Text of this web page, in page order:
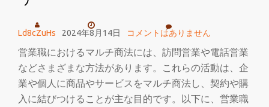
ョ
ン
Ld8cZuHs 2024年8月14日 コメントはありません
営業職におけるマルチ商法には、訪問営業や電話営業
などさまざまな方法があります。これらの活動は、企
業や個人に商品やサービスをマルチ商法し、契約や購
入に結びつけることが主な目的です。以下に、営業職